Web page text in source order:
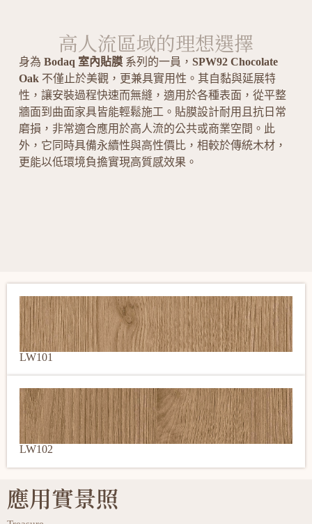
高人流區域的理想選擇
身為 Bodaq 室內貼膜系列的一員， SPW92 Chocolate
Oak不僅止於美觀，更兼具實用性。其自黏與延展特
性，讓安裝過程快速而無縫，適用於各種表面，從平整
牆面到曲面家具皆能輕鬆施工。貼膜設計耐用且抗日常
磨損，非常適合應用於高人流的公共或商業空間。此
外，它同時具備永續性與高性價比，相較於傳統木材，
更能以低環境負擔實現高質感效果。
LW101
LW102
應用實景照